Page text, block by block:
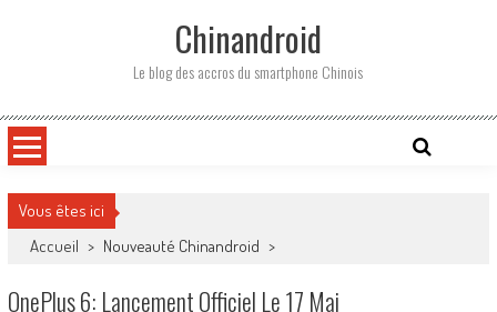
Chinandroid
Le blog des accros du smartphone Chinois
Vous êtes ici
Accueil > Nouveauté Chinandroid >
OnePlus 6: Lancement Officiel Le 17 Mai